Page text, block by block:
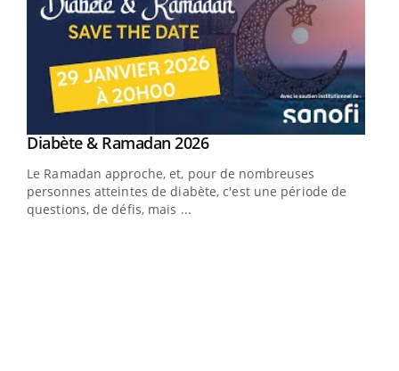
Youtube
Diabète & Ramadan 2026Youtube
Le Ramadan approche, et, pour de nombreuses
personnes atteintes de diabète, c'est une période de
questions, de défis, mais ...